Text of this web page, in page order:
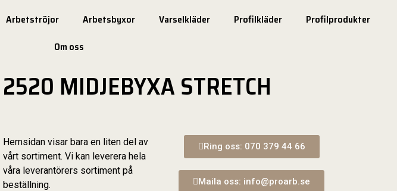
Arbetströjor Arbetsbyxor Varselkläder Profilkläder
Profilprodukter
Om oss
2520 MIDJEBYXA STRETCH
Hemsidan visar bara en liten del av
vårt sortiment. Vi kan leverera hela
våra leverantörers sortiment på
beställning.
Ring oss: 070 379 44 66
Maila oss: info@proarb.se